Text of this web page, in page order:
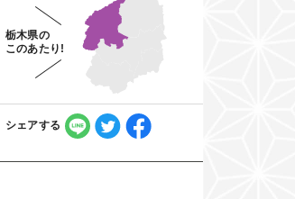
栃木県の
このあたり!
シェアする